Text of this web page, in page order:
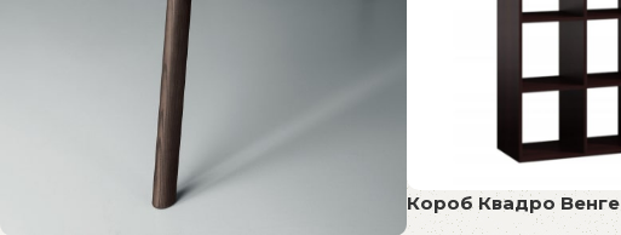
Короб Квадро Венге